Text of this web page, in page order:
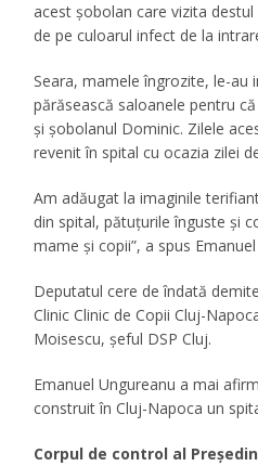
acest șobolan care vizita
de pe culoarul infect de la
Seara, mamele îngrozite, le-au
părăsească saloanele pentru
și șobolanul Dominic. Zilele
revenit în spital cu ocazia zilei
Am adăugat la imaginile
din spital, pătuțurile înguste și
mame și copii”, a spus
Deputatul cere de îndată
Clinic Clinic de Copii Cluj-
Moisescu, șeful DSP Cluj.
Emanuel Ungureanu a mai
construit în Cluj-Napoca un
Corpul de control al